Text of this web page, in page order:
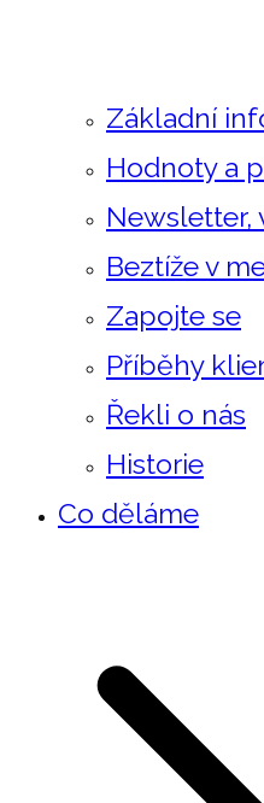
Základní
Hodnoty a
Newsletter,
Beztíže v
Zapojte se
Příběhy
Řekli o nás
Historie
Co děláme